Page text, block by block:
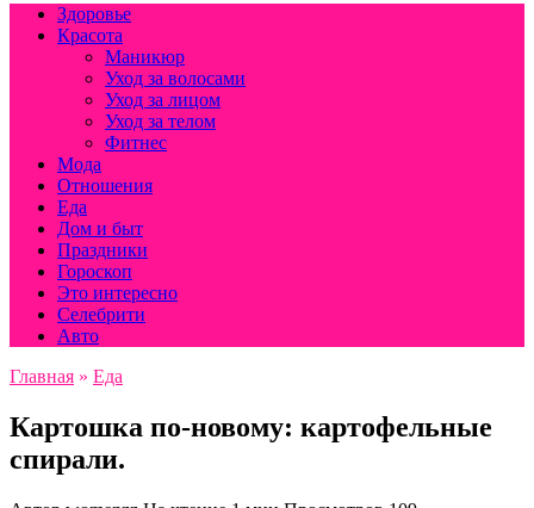
Здоровье
Красота
Маникюр
Уход за волосами
Уход за лицом
Уход за телом
Фитнес
Мода
Отношения
Еда
Дом и быт
Праздники
Гороскоп
Это интересно
Селебрити
Авто
Главная » Еда
Картошка по-новому: картофельные
спирали.